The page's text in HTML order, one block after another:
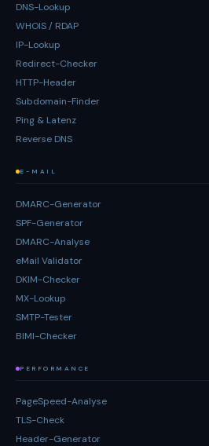
DNS-Lookup
WHOIS / RDAP
IP-Lookup
Redirect-Checker
HTTP-Header
Subdomain-Finder
Ping & Latenz
Reverse DNS
E-MAIL
DMARC-Generator
SPF-Generator
DMARC-Analyse
eMail Validator
DKIM-Checker
MX-Lookup
SMTP-Tester
BIMI-Checker
PERFORMANCE
PageSpeed-Analyse
TLS-Check
Header-Generator